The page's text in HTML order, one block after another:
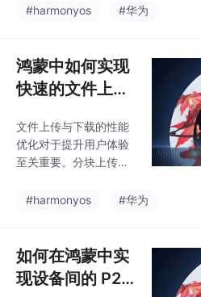
理算法，并根据硬件资
并行计算：充分利用多
核CPU和GP
效果不仅可以使应用更
蒙操作系统（Harmony
OS）中，开发者可以通
过强大的图形与动画框
标和流畅的动画效果。
本文将详细介绍如何在
鸿蒙中实现自定义图标
与动画的设计原理、实
助开发者创建更具吸引
力和交互性的应
#harmonyos #华为
鸿蒙中如何实现
快速的文件上传
文件上传与下载的性能
优化对于提升用户体验
至关重要。分块上传与
割成小块，支持中断后
传与下载任务，充分利
用带宽资源。压缩与加
密：压缩文件以减少传
#harmonyos #华为
如何在鸿蒙中实
现设备间的 P2P